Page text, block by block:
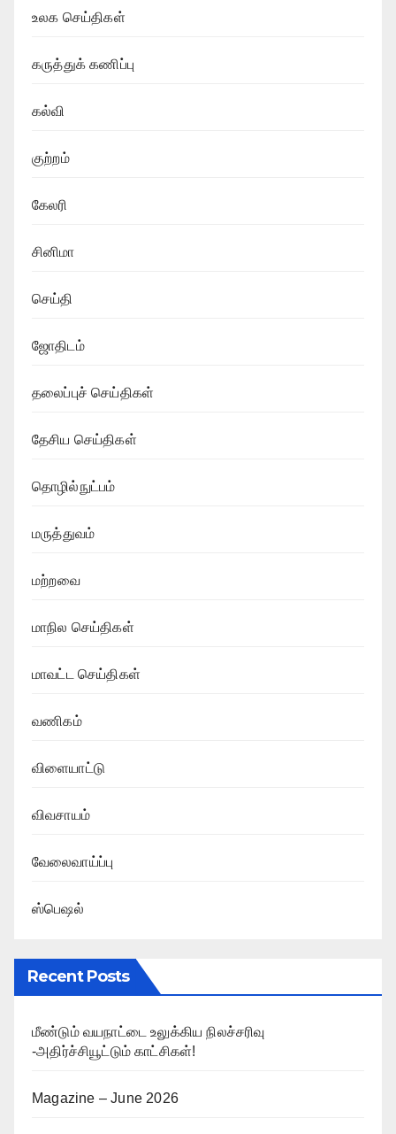
உலக செய்திகள்
கருத்துக் கணிப்பு
கல்வி
குற்றம்
கேலரி
சினிமா
செய்தி
ஜோதிடம்
தலைப்புச் செய்திகள்
தேசிய செய்திகள்
தொழில்நுட்பம்
மருத்துவம்
மற்றவை
மாநில செய்திகள்
மாவட்ட செய்திகள்
வணிகம்
விளையாட்டு
விவசாயம்
வேலைவாய்ப்பு
ஸ்பெஷல்
Recent Posts
மீண்டும் வயநாட்டை உலுக்கிய நிலச்சரிவு
-அதிர்ச்சியூட்டும் காட்சிகள்!
Magazine – June 2026